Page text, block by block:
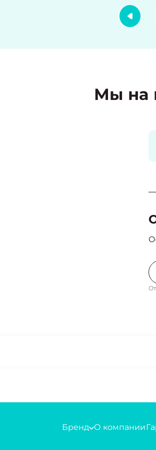
Мы на
Бренд О компании